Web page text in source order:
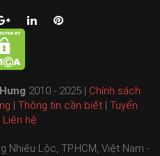
2010 - 2025 | Chính sách
| Thông tin cần biết| Tuyển
Liên hệ
Nhiêu Lộc, TP.HCM, Việt Nam -